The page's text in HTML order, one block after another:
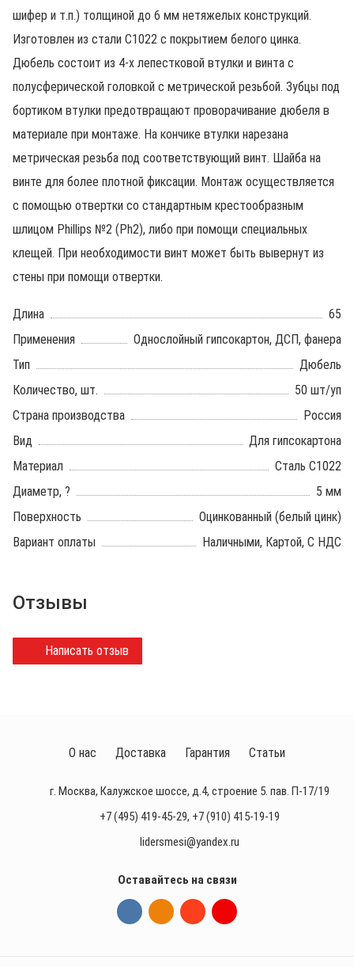
шифер и т.п.) толщиной до 6 мм нетяжелых конструкций.
Изготовлен из стали С1022 с покрытием белого цинка.
Дюбель состоит из 4-х лепестковой втулки и винта с
полусферической головкой с метрической резьбой. Зубцы под
бортиком втулки предотвращают проворачивание дюбеля в
материале при монтаже. На кончике втулки нарезана
метрическая резьба под соответствующий винт. Шайба на
винте для более плотной фиксации. Монтаж осуществляется
с помощью отвертки со стандартным крестообразным
шлицом Phillips №2 (Ph2), либо при помощи специальных
клещей. При необходимости винт может быть вывернут из
стены при помощи отвертки.
Длина
65
Применения
Однослойный гипсокартон, ДСП, фанера
Тип
Дюбель
Количество, шт.
50 шт/уп
Страна производства
Россия
Вид
Для гипсокартона
Материал
Сталь С1022
Диаметр, ?
5 мм
Поверхность
Оцинкованный (белый цинк)
Вариант оплаты
Наличными, Картой, С НДС
Отзывы
Написать отзыв
г. Москва, Калужское шоссе, д.4, строение 5. пав. П-17/19
+7 (495) 419-45-29, +7 (910) 415-19-19
lidersmesi@yandex.ru
О нас Доставка Гарантия Статьи
Оставайтесь на связи